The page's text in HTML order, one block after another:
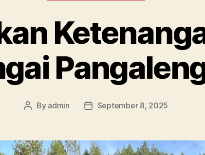
Post
By admin
PostSeptember 8, 2025